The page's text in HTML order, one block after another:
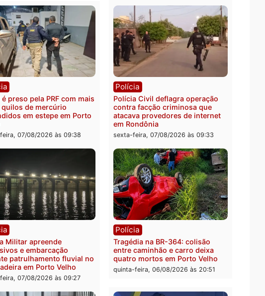
Política
Eleições 2026: Pastor Evanildo
pode ser o primeiro pastor de
Rondônia na Câmara Federal
sexta-feira, 07/08/2026 às 18:36
Polícia
2 MILHÕES – Unnesa apresenta
operação alvo da PF
sexta-feira, 07/08/2026 às 12:24
Polícia
Casal é preso pela PRF com mais
de 72 quilos de mercúrio
escondidos em estepe em Porto
Velho
sexta-feira, 07/08/2026 às 09:38
Polícia
contra facção criminosa que
atacava provedores de internet
em Rondônia
sexta-feira, 07/08/2026 às 09:33